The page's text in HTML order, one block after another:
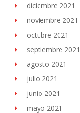
diciembre 2021
noviembre 2021
octubre 2021
septiembre 2021
agosto 2021
julio 2021
junio 2021
mayo 2021